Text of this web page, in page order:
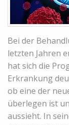
Bei der
letzten Jahren
hat sich die
Erkrankung
ob eine der
überlegen ist
aussieht. In